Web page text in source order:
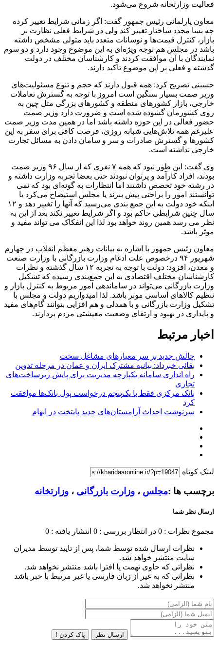
فعالیت وزارتخانه شروع می‌شود.
معاون پارلمانی رئیس جمهور گفت: اگر زمانی شرایط تغییر کرده
چه بسا مجدد ساختار تغییر کند ولی در شرایط فعلی نظارت بر
بازار، کنترل قیمت‌ها و نوسانات متعدد باید متولی مشخص داشته
باشد در مجلس هم توجه ویژه‌ای به این موضوع وجود دارد و دو سوم
نمایندگان با آن موافقت کردند و کارشناسان مختلف در دولت
گذشته و فعلی بر این موضوع تاکید دارند.
حسینی تصریح کرد: همه قبول دارند که حجم و تنوع مسئولیت‌های
وزیر صمت بسیار سنگین است امروز با توجه به گسترش تعاملات
خارجی، بازار کشورهای منطقه و کشورهای بزرگی مثل چین به
روی کشورمان گشوده شده است و ضرورت دارد وزیر صمت
حضور فعالی در این حوزه داشته باشد اما در همین مدت وزیر صمت
علیرغم همه تلاش‌هایی شبانه روزی، فرصت کافی برای سفر به این
کشورها و گسترش صادرات و سر و سامان دادن به مسائل تجارت
خارجی نداشته است.
وی گفت: این طور نبود که همه ۷ نفری که از سال ۹۶ وزیر صمت
بودند، افراد کارآمد و پرتوان نبودند حتی بعضا تجربه وزارت داشته و
در رشته خود تخصص داشتند اما انتظارات به گونه‌ای بود که نمی
توانستند امور را براحتی پیش ببرند یا مجلس استیضاح می‌کرد یا
اینکه خود دولت به این جمع بندی می‌رسید که آنها را تغییر دهد و ۱۲
سال چنین شرایطی حاکم بود و اگر شرایط تغییر نکند بعد از این به
نظر می رسد همین روند خواهد بود لذا این انفکاک می تواند مفید و
موثر باشد.
معاون رئیس جمهور با اشاره به بیانات رهبر معظم انقلاب در چهارم
شهریور ۹۴ درخصوص علت ادغام وزارت بازرگانی با وزارت صنعت
و معدن، افزود: دولت با توجه به تجربه ۱۲ سال گذشته و نظرات
کارشناسان مختلف اقتصادی به این جمع‌بندی رسیده که تشکیل
وزارت بازرگانی می‌تواند در ساماندهی امور مربوط به کنترل بازار و
تنظیم کالاهای اساسی موثر باشد. لذا امیدواریم دولت و مجلس با
تشکیل وزارت بازرگانی و با همدلی و هم افزایی بتوانند گام‌های مفید
و پایداری در بهبود و ارتقای وضعیت معیشتی مردم بردارند.
اخبار مرتبط
چالش جدید بر سر معیارهای مشاغل سخت
بقائی خبرداد: بیانیه مشترک ایران و عمان در مرحله تدوین
راه اندازی سامانه یکپارچه مدیریت برای پایش زیرساخت‌های
تجاری
بانک مرکزی فقط با یک‌‎پنجم درخواست پول بانک‌ها موافقت
کرد
سرنوشت احداث آرامستان‌های جدید پایتخت در ابهام
لینک کوتاه
برچسب ها :مجلس ، وزارت بازرگانی ، وزارتخانه
ارسال نظر شما
مجموع نظرات : 0 در انتظار بررسی : 0 انتشار یافته : 0
نظرات ارسال شده توسط شما، پس از تایید توسط مدیران
سایت منتشر خواهد شد.
نظراتی که حاوی تهمت یا افترا باشد منتشر نخواهد شد.
نظراتی که به غیر از زبان فارسی یا غیر مرتبط با خبر باشد
منتشر نخواهد شد.
ارسال نظر پاک کردن !